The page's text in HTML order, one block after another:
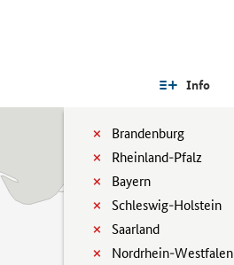
Info
Brandenburg
Rheinland-Pfalz
Bayern
Schleswig-Holstein
Saarland
Nordrhein-Westfalen